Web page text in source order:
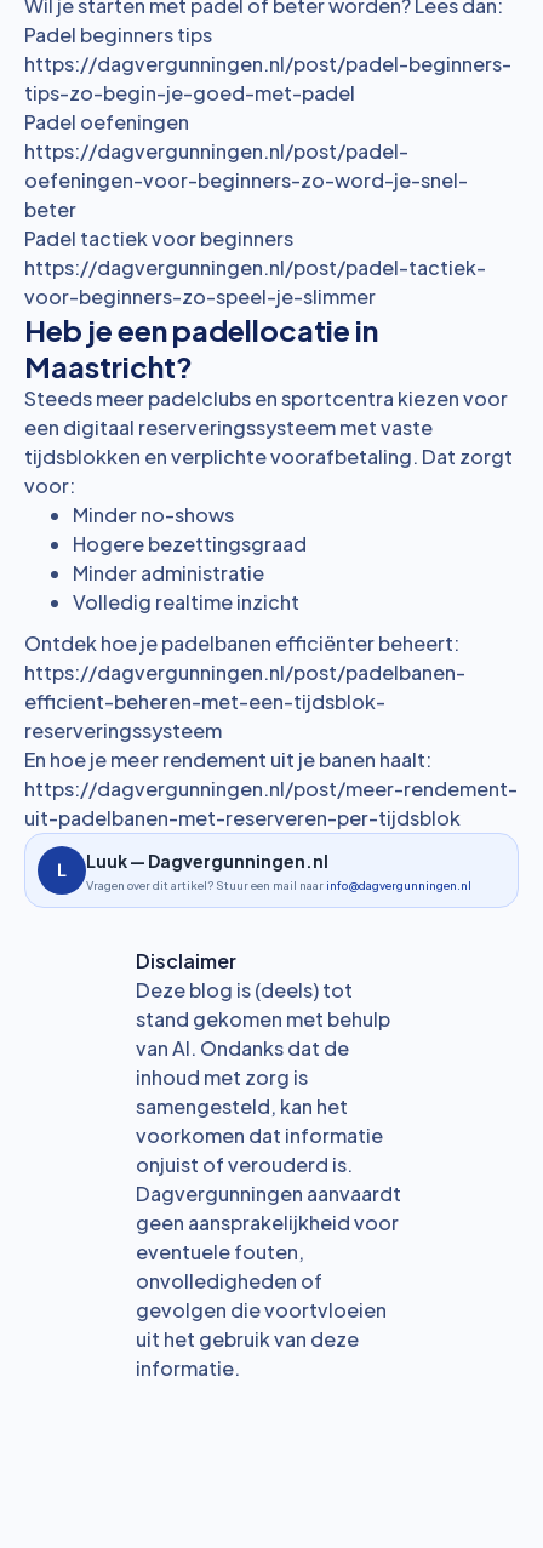
Wil je starten met padel of beter worden? Lees dan:
Padel beginners tips
https://dagvergunningen.nl/post/padel-beginners-
tips-zo-begin-je-goed-met-padel
Padel oefeningen
https://dagvergunningen.nl/post/padel-
oefeningen-voor-beginners-zo-word-je-snel-
beter
Padel tactiek voor beginners
https://dagvergunningen.nl/post/padel-tactiek-
voor-beginners-zo-speel-je-slimmer
Heb je een padellocatie in
Maastricht?
Steeds meer padelclubs en sportcentra kiezen voor
een digitaal reserveringssysteem met vaste
tijdsblokken en verplichte voorafbetaling. Dat zorgt
voor:
Minder no-shows
Hogere bezettingsgraad
Minder administratie
Volledig realtime inzicht
Ontdek hoe je padelbanen efficiënter beheert:
https://dagvergunningen.nl/post/padelbanen-
efficient-beheren-met-een-tijdsblok-
reserveringssysteem
En hoe je meer rendement uit je banen haalt:
https://dagvergunningen.nl/post/meer-rendement-
uit-padelbanen-met-reserveren-per-tijdsblok
Luuk — Dagvergunningen.nl
Vragen over dit artikel? Stuur een mail naar info@dagvergunningen.nl
Disclaimer
Deze blog is (deels) tot
stand gekomen met behulp
van AI. Ondanks dat de
inhoud met zorg is
samengesteld, kan het
voorkomen dat informatie
onjuist of verouderd is.
Dagvergunningen aanvaardt
geen aansprakelijkheid voor
eventuele fouten,
onvolledigheden of
gevolgen die voortvloeien
uit het gebruik van deze
informatie.